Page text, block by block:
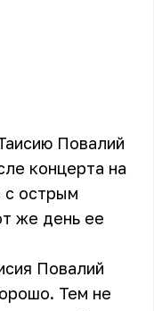
Повалий
концерта на
с острым
же день ее
Повалий
Тем не